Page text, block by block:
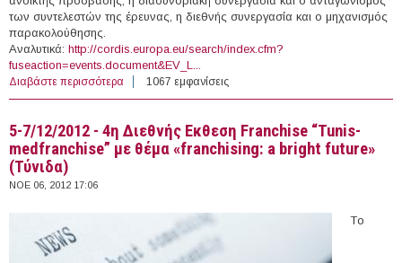
των συντελεστών της έρευνας, η διεθνής συνεργασία και ο μηχανισμός
παρακολούθησης.
Αναλυτικά: http://cordis.europa.eu/search/index.cfm?
fuseaction=events.document&EV_L...
Διαβάστε περισσότερα για 14/11/2012 - Completing the European Research
Area in the Context of the Innovation Union - Boarding
1067 εμφανίσεις
5-7/12/2012 - 4η Διεθνής Εκθεση Franchise “Tunis-
medfranchise” με θέμα «franchising: a bright future»
(Τύνιδα)
ΝΟΕ 06, 2012 17:06
Tο